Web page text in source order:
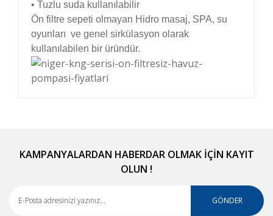
• Tuzlu suda kullanılabilir
Ön filtre sepeti olmayan Hidro masaj, SPA, su
oyunları ve genel sirkülasyon olarak
kullanılabilen bir üründür.
Yorum Yaz
Görüş ve önerileriniz için teşekkür ederiz.
Ürün açıklamasında eksik bilgiler bulunuyor.
KAMPANYALARDAN HABERDAR OLMAK İÇİN KAYIT
OLUN !
GÖNDER